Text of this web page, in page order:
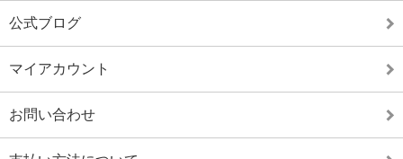
公式ブログ
マイアカウント
お問い合わせ